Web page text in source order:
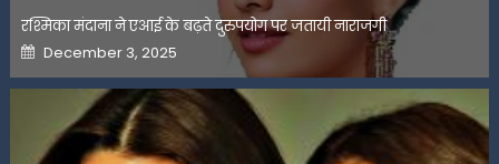
रश्मिका मंदाना ने एआई के बढ़ते दुरुपयोग पर जतायी नाराजगी
Posted
on
December 3, 2025